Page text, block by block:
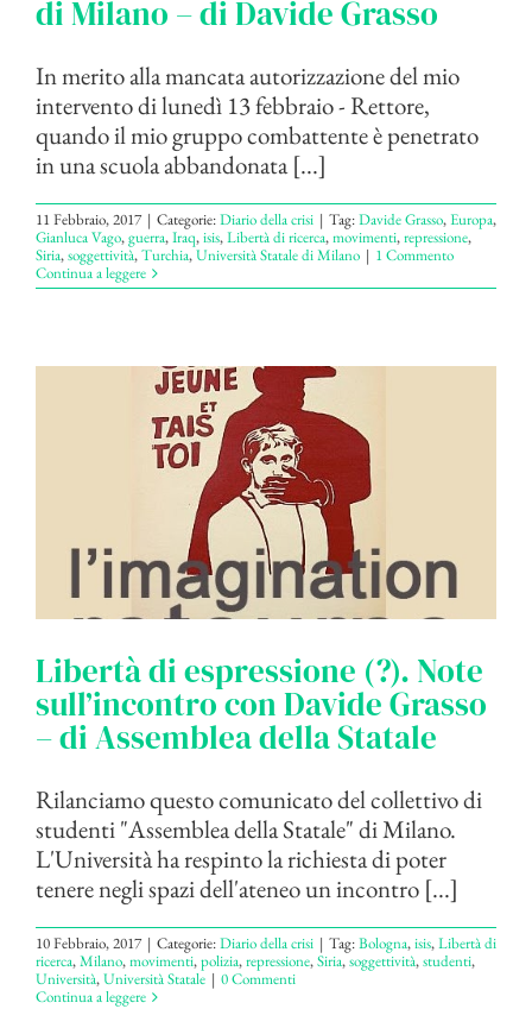
di Milano – di Davide Grasso
In merito alla mancata autorizzazione del mio
intervento di lunedì 13 febbraio - Rettore,
quando il mio gruppo combattente è penetrato
in una scuola abbandonata [...]
11 Febbraio, 2017 | Categorie:Diario della crisi | Tag:Davide Grasso,Europa,
Gianluca Vago,guerra,Iraq,isis,Libertà di ricerca,movimenti,repressione,
Siria,soggettività,Turchia,Università Statale di Milano | 1 Commento
Continua a leggere
Libertà di espressione (?). Note
sull’incontro con Davide Grasso
– di Assemblea della Statale
Rilanciamo questo comunicato del collettivo di
studenti "Assemblea della Statale" di Milano.
L'Università ha respinto la richiesta di poter
tenere negli spazi dell'ateneo un incontro [...]
10 Febbraio, 2017 | Categorie:Diario della crisi | Tag:Bologna,isis,Libertà di
ricerca,Milano,movimenti,polizia,repressione,Siria,soggettività,studenti,
Università,Università Statale | 0 Commenti
Continua a leggere